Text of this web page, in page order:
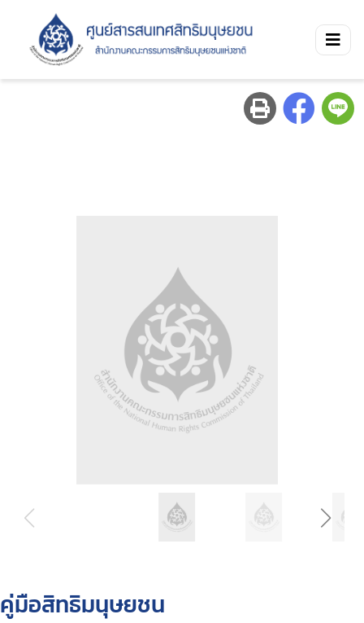
คู่มือสิทธิมนุษยชน